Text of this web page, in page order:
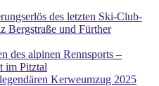
des letzten Ski-Club-
Bergstraße und Fürther
des alpinen Rennsports –
im Pitztal
Kerweumzug 2025